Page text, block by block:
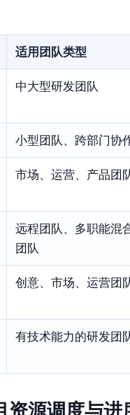
适用团队类型
中大型研发团队
小型团队、跨部门协
市场、运营、产品团
远程团队、多职能混
团队
创意、市场、运营团
有技术能力的研发团